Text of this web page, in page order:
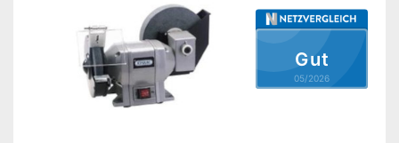
Gut
05/2026